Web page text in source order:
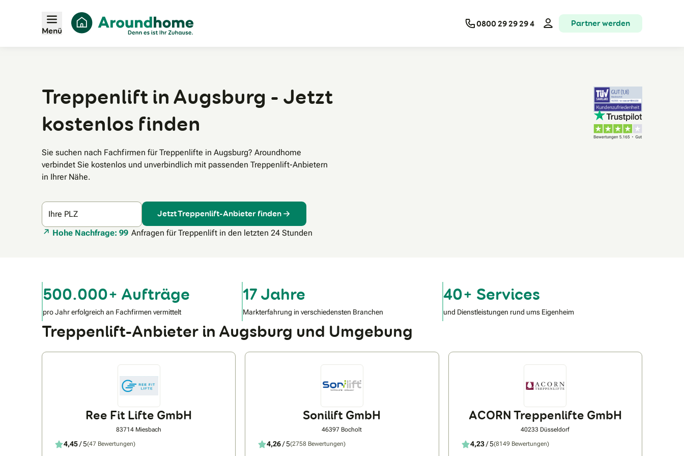
Menü
0800 29 29 29 4 Partner werden
Treppenlift in Augsburg - Jetzt
kostenlos finden
Sie suchen nach Fachfirmen für Treppenlifte in Augsburg? Aroundhome
verbindet Sie kostenlos und unverbindlich mit passenden Treppenlift-Anbietern
in Ihrer Nähe.
Ihre PLZ Jetzt Treppenlift-Anbieter finden
Hohe Nachfrage: 99 Anfragen für Treppenlift in den letzten 24 Stunden
500.000+ Aufträge
pro Jahr erfolgreich an Fachfirmen vermittelt
17 Jahre
Markterfahrung in verschiedensten Branchen
40+ Services
und Dienstleistungen rund ums Eigenheim
Treppenlift-Anbieter in Augsburg und Umgebung
Ree Fit Lifte GmbH
83714 Miesbach
4,45/ 5(47 Bewertungen)
Sonilift GmbH
46397 Bocholt
4,26/ 5(2758 Bewertungen)
ACORN Treppenlifte GmbH
40233 Düsseldorf
4,23/ 5(8149 Bewertungen)